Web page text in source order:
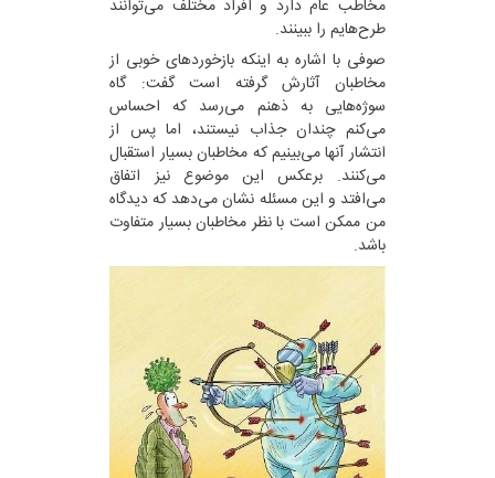
مخاطب عام دارد و افراد مختلف می‌توانند
طرح‌هایم را ببینند.
صوفی با اشاره به اینکه بازخوردهای خوبی از
مخاطبان آثارش گرفته است گفت: گاه
سوژه‌هایی به ذهنم می‌رسد که احساس
می‌کنم چندان جذاب نیستند، اما پس از
انتشار آنها می‌بینیم که مخاطبان بسیار استقبال
می‌کنند. برعکس این موضوع نیز اتفاق
می‌افتد و این مسئله نشان می‌دهد که دیدگاه
من ممکن است با نظر مخاطبان بسیار متفاوت
باشد.